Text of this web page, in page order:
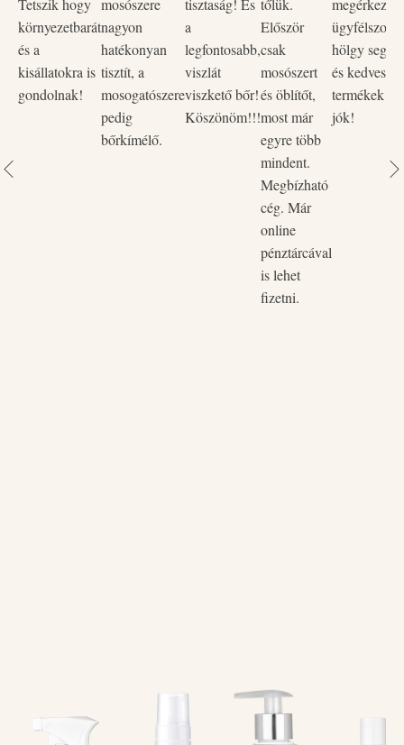
Növényi alapú, bőrbarát összetevők– Kíméletes a
bőrhöz és a természethez.
Mentes foszfát-, klór-, parabén-, pálmaolaj- és
állatkísérlet-tartalmaktól– Vegán és természetes.
Biológiailag lebomló– Fenntartható, környezetbarát
Újratölthető flakon– Kevesebb hulladék, tudatosabb
környezetbarát
és a
kisállatokra is
gondolnak!
nagyon
hatékonyan
tisztít, a
mosogatószere
pedig
bőrkímélő.
a
legfontosabb,
viszlát
viszkető bőr!
Köszönöm!!!
Először
csak
mosószert
és öblítőt,
most már
egyre több
mindent.
Megbízható
cég. Már
online
pénztárcával
is lehet
fizetni.
hölgy
és kedves
termékek
jók!